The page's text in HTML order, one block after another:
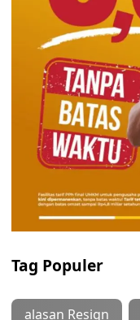
Tag Populer
alasan Resign